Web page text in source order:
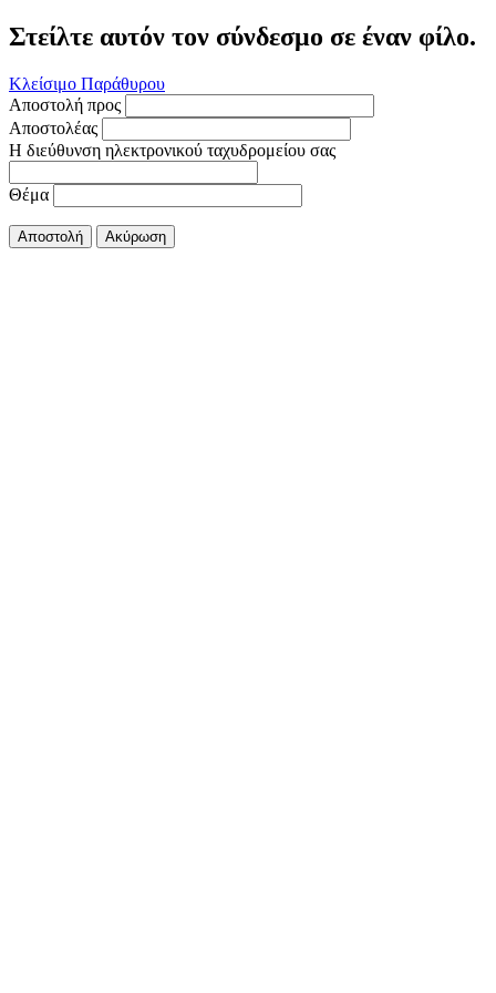
Στείλτε αυτόν τον σύνδεσμο σε έναν φίλο.
Κλείσιμο Παράθυρου
Αποστολή προς
Αποστολέας
Η διεύθυνση ηλεκτρονικού ταχυδρομείου σας
Θέμα
Αποστολή Ακύρωση